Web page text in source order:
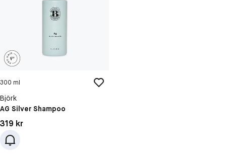
300 ml
Björk
AG Silver Shampoo
Pris: 319 kr
319 kr